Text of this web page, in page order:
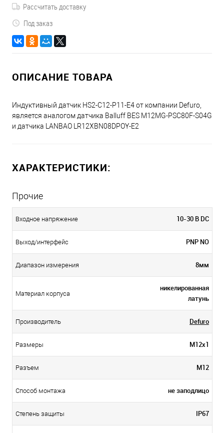
Рассчитать доставку
Под заказ
ОПИСАНИЕ ТОВАРА
Индуктивный датчик HS2-C12-P11-E4 от компании Defuro,
является аналогом датчика Balluff BES M12MG-PSC80F-S04G
и датчика LANBAO LR12XBN08DPOY-E2
ХАРАКТЕРИСТИКИ:
Прочие
Входное напряжение 10-30 В DC
Выход/интерфейс PNP NO
Диапазон измерения 8мм
Материал корпуса
никелированная
латунь
Производитель Defuro
Размеры M12x1
Разъем M12
Способ монтажа не заподлицо
Степень защиты IP67